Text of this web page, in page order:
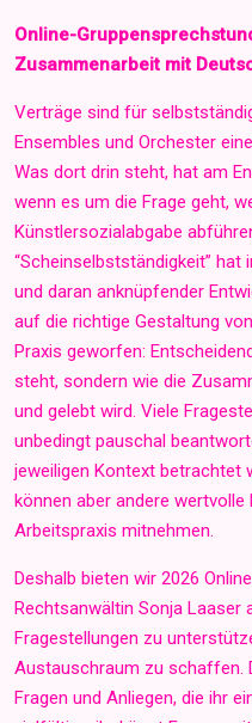
Online-
Zusammenarbeit mit
Verträge sind für
Ensembles und Orchester
Was dort drin steht, hat am
wenn es um die Frage geht,
Künstlersozialabgabe
“Scheinselbstständigkeit”
und daran anknüpfender
auf die richtige Gestaltung
Praxis geworfen:
steht, sondern wie die
und gelebt wird. Viele
unbedingt pauschal
jeweiligen Kontext betrachtet
können aber andere
Arbeitspraxis mitnehmen.
Deshalb bieten wir 2026
Rechtsanwältin Sonja Laaser
Fragestellungen zu
Austauschraum zu schaffen.
Fragen und Anliegen, die ihr